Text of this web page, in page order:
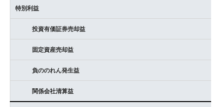
特別利益
投資有価証券売却益
固定資産売却益
負ののれん発生益
関係会社清算益